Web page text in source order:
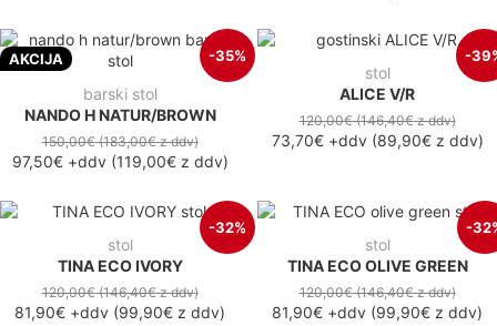
AKCIJA -35%
barski stol
NANDO H NATUR/BROWN
150,00€(183,00€z ddv)
97,50€+ddv(119,00€z ddv)
-
stol
ALICE V/R
120,00€(146,40€z ddv)
73,70€+ddv(89,90€z ddv)
-32%
stol
TINA ECO IVORY
120,00€(146,40€z ddv)
81,90€ +ddv (99,90€ z ddv)
-
stol
TINA ECO OLIVE GREEN
120,00€(146,40€z ddv)
81,90€ +ddv (99,90€ z ddv)